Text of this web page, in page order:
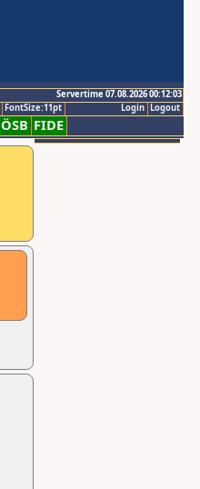
Servertime 07.08.2026 00:12:03
Logout
Login
FontSize:11pt
ÖSB FIDE